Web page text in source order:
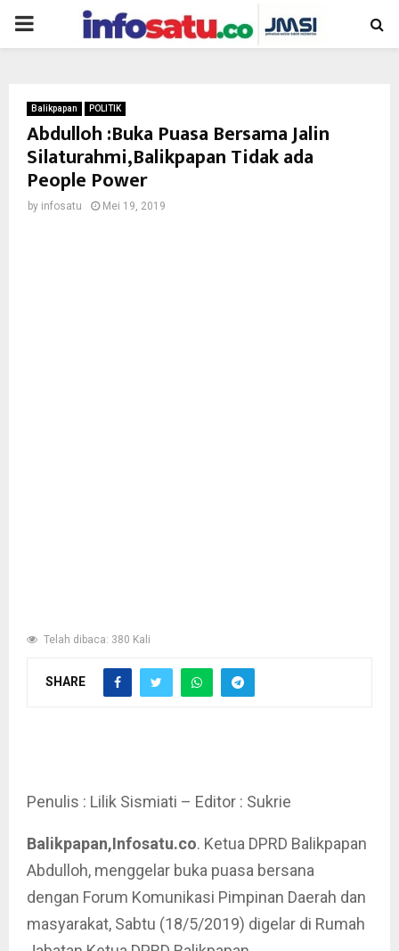
PRIMARY
Balikpapan POLITIK
Abdulloh :Buka Puasa Bersama Jalin
Silaturahmi,Balikpapan Tidak ada
People Power
by infosatu Mei 19, 2019
Telah dibaca: 380 Kali
SHARE
Penulis : Lilik Sismiati – Editor : Sukrie
Balikpapan,Infosatu.co. Ketua DPRD Balikpapan
Abdulloh, menggelar buka puasa bersana
dengan Forum Komunikasi Pimpinan Daerah dan
masyarakat, Sabtu (18/5/2019) digelar di Rumah